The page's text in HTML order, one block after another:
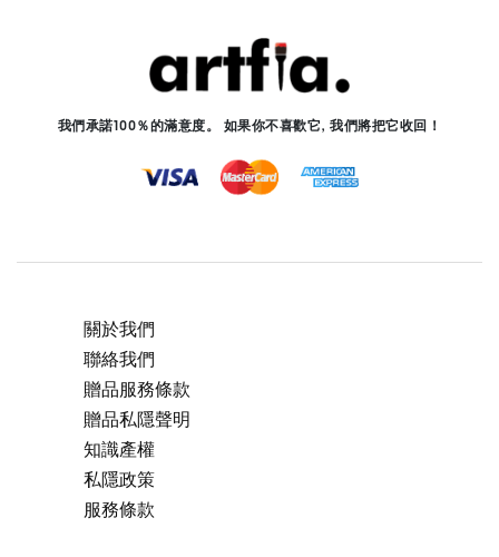
我們承諾100％的滿意度。 如果你不喜歡它, 我們將把它收回！
關於我們
聯絡我們
贈品服務條款
贈品私隱聲明
知識產權
私隱政策
服務條款